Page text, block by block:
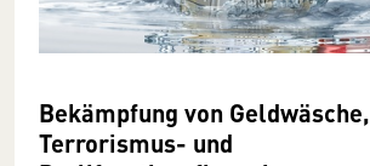
Bekämpfung von Geldwäsche,
Terrorismus- und